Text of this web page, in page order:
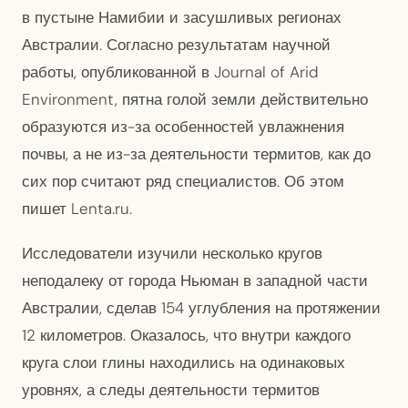
в пустыне Намибии и засушливых регионах
Австралии. Согласно результатам научной
работы, опубликованной в Journal of Arid
Environment, пятна голой земли действительно
образуются из-за особенностей увлажнения
почвы, а не из-за деятельности термитов, как до
сих пор считают ряд специалистов. Об этом
пишет Lenta.ru.
Исследователи изучили несколько кругов
неподалеку от города Ньюман в западной части
Австралии, сделав 154 углубления на протяжении
12 километров. Оказалось, что внутри каждого
круга слои глины находились на одинаковых
уровнях, а следы деятельности термитов